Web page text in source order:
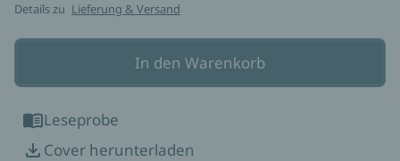
Details zu Lieferung & Versand
In den Warenkorb
Leseprobe
Cover herunterladen